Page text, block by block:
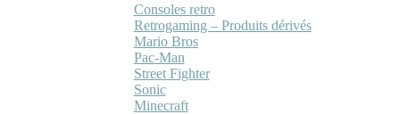
Consoles retro
Retrogaming – Produits dérivés
Mario Bros
Pac-Man
Street Fighter
Sonic
Minecraft